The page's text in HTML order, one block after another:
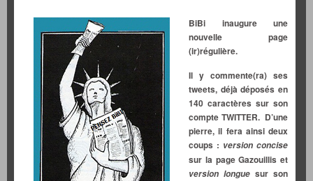
BiBi inaugure une
nouvelle page
(ir)régulière.
Il y commente(ra) ses
tweets, déjà déposés en
140 caractères sur son
compte TWITTER. D’une
pierre, il fera ainsi deux
coups : version concise
sur la page Gazouillis et
version longue sur son